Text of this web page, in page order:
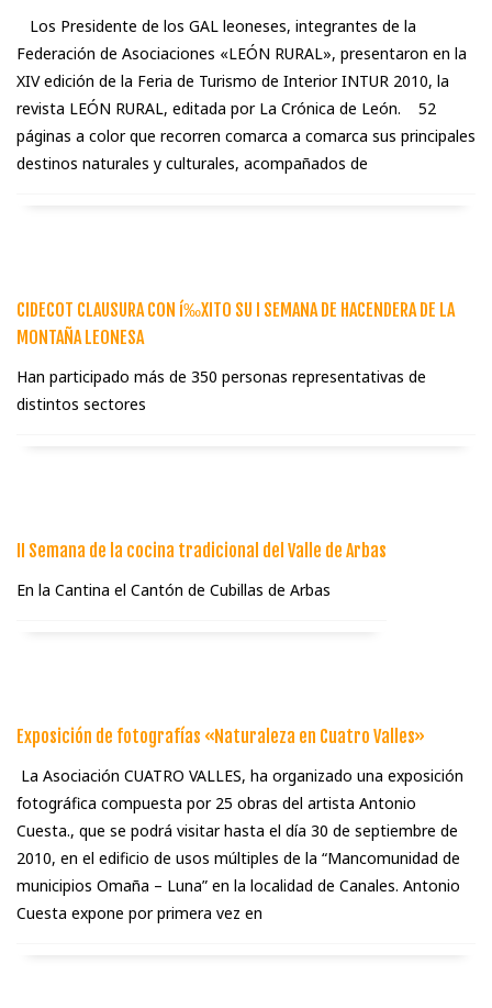
Los Presidente de los GAL leoneses, integrantes de la
Federación de Asociaciones «LEÓN RURAL», presentaron en la
XIV edición de la Feria de Turismo de Interior INTUR 2010, la
revista LEÓN RURAL, editada por La Crónica de León. 52
páginas a color que recorren comarca a comarca sus principales
destinos naturales y culturales, acompañados de
CIDECOT CLAUSURA CON í‰XITO SU I SEMANA DE HACENDERA DE LA
MONTAÑA LEONESA
Han participado más de 350 personas representativas de
distintos sectores
II Semana de la cocina tradicional del Valle de Arbas
En la Cantina el Cantón de Cubillas de Arbas
Exposición de fotografí­as «Naturaleza en Cuatro Valles»
La Asociación CUATRO VALLES, ha organizado una exposición
fotográfica compuesta por 25 obras del artista Antonio
Cuesta., que se podrá visitar hasta el día 30 de septiembre de
2010, en el edificio de usos múltiples de la “Mancomunidad de
municipios Omaña – Luna” en la localidad de Canales. Antonio
Cuesta expone por primera vez en